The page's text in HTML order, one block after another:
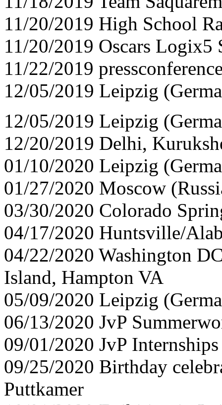
11/20/2019 High School
11/20/2019 Oscars
11/22/2019
12/05/2019 Leipzig
12/05/2019 Leipzig
12/20/2019 Delhi,
01/10/2020 Leipzig
01/27/2020 Moscow
03/30/2020 Colorado
04/17/2020 Huntsville/
04/22/2020 Washington
Island, Hampton VA
05/09/2020 Leipzig
06/13/2020 JvP
09/01/2020 JvP
09/25/2020 Birthday
Puttkamer